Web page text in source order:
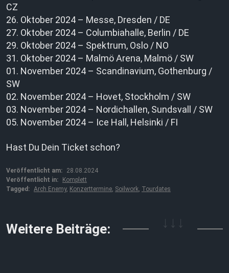
CZ
26. Oktober 2024 – Messe, Dresden / DE
27. Oktober 2024 – Columbiahalle, Berlin / DE
29. Oktober 2024 – Spektrum, Oslo / NO
31. Oktober 2024 – Malmö Arena, Malmö / SW
01. November 2024 – Scandinavium, Gothenburg /
SW
02. November 2024 – Hovet, Stockholm / SW
03. November 2024 – Nordichallen, Sundsvall / SW
05. November 2024 – Ice Hall, Helsinki / FI
Hast Du Dein Ticket schon?
Veröffentlicht am:
28.08.2024
Veröffentlicht in:
Komplett
Tagged: Arch Enemy, Konzerttermine, Soilwork, Tourdates
Weitere Beiträge: ↓↓↓